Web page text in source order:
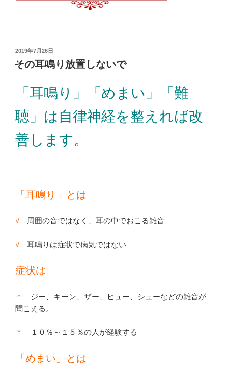
投
稿
日:
2019年7月26日
その耳鳴り放置しないで
「耳鳴り」「めまい」「難
聴」は自律神経を整えれば改
善します。
「耳鳴り」とは
√ 周囲の音ではなく、耳の中でおこる雑音
√ 耳鳴りは症状で病気ではない
症状は
＊
ジー、キーン、ザー、ヒュー、シューなどの雑音が
聞こえる。
＊ １０％～１５％の人が経験する
「めまい」とは